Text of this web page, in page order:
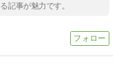
記事が魅力です。